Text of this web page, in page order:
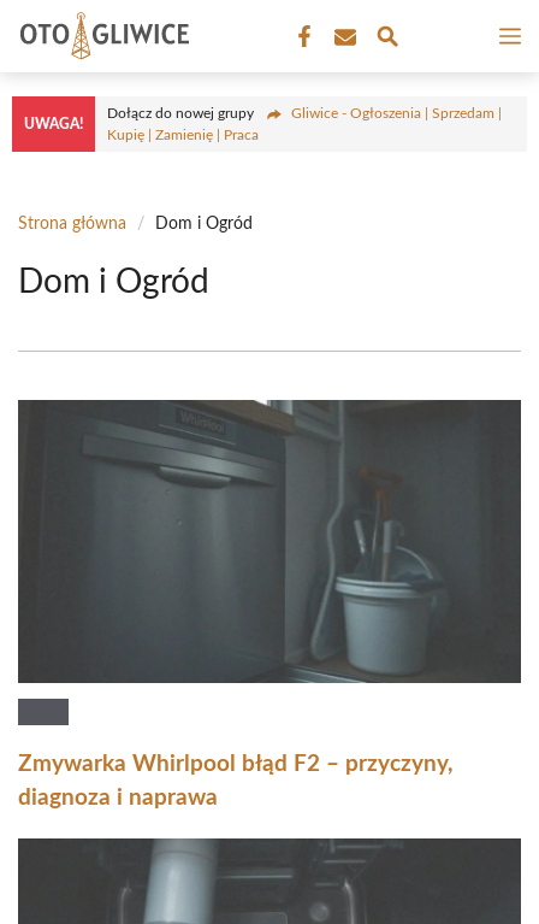
treści
UWAGA!
Dołącz do nowej grupy
Gliwice - Ogłoszenia | Sprzedam |
Kupię | Zamienię | Praca
Strona główna / Dom i Ogród
Dom i Ogród
Zmywarka Whirlpool błąd F2 – przyczyny,
diagnoza i naprawa